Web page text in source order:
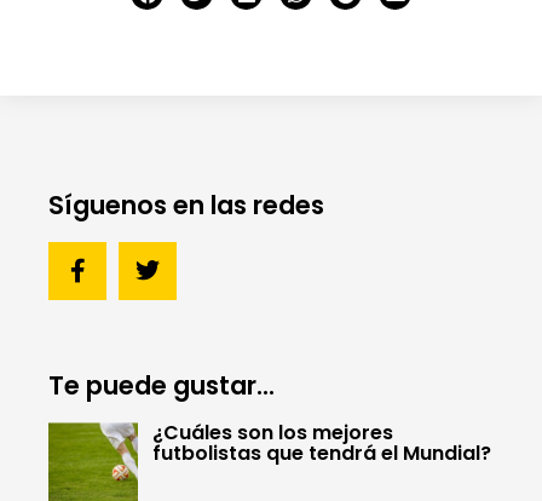
Síguenos en las redes
Te puede gustar...
¿Cuáles son los mejores
futbolistas que tendrá el Mundial?